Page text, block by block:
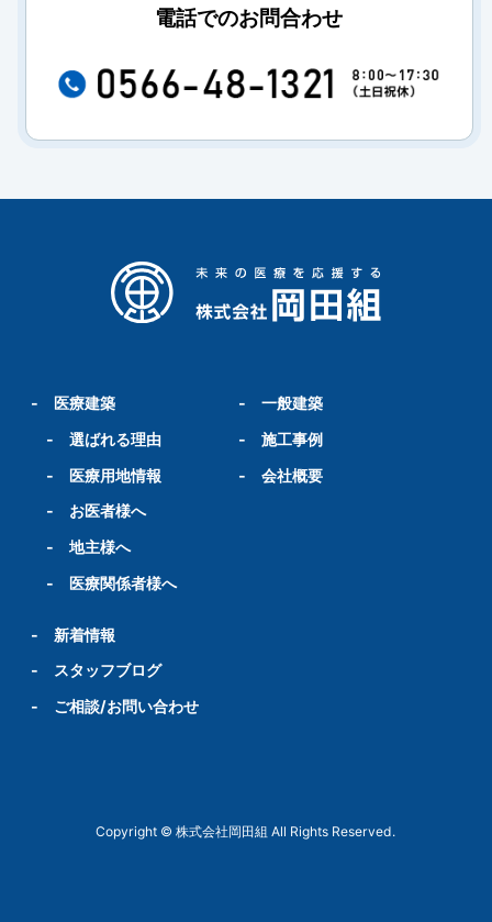
電話でのお問合わせ
- 医療建築
- 選ばれる理由
- 医療用地情報
- お医者様へ
- 地主様へ
- 医療関係者様へ
-一般建築
-施工事例
-会社概要
- 新着情報
-
スタッフブログ
- ご相談/お問い合わせ
Copyright © 株式会社岡田組 All Rights Reserved.